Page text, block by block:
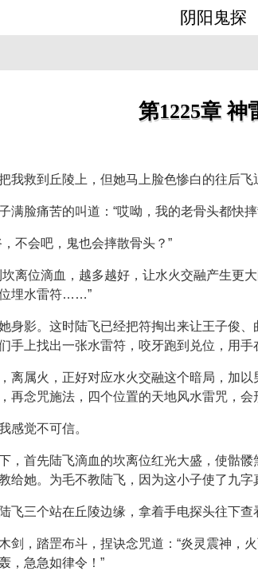
阴阳鬼探
第1225章 神
我救到丘陵上，但她马上脸色惨白的往后
满脸痛苦的叫道：“哎呦，我的老骨头都快摔
不会吧，鬼也会摔散骨头？”
离位滴血，越多越好，让水火交融产生
位埋水雷符……”
身影。这时陆飞已经把符掏出来让王子俊
上找出一张水雷符，咬牙跑到兑位，用手
离属火，正好对应水火交融这个暗局，加
再念咒施法，四个位置的天地风水雷咒，会
感觉不可信。
，首先陆飞滴血的坎离位红光大盛，使骷
给她。为毛不教陆飞，因为这小子使了九
飞三个站在丘陵边缘，拿着手电探头往下查
剑，踏罡布斗，捏诀念咒道：“炎灵震神
，急急如律令！”